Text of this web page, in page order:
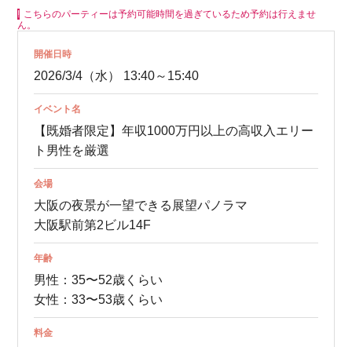
こちらのパーティーは予約可能時間を過ぎているため予約は行えませ
ん。
開催日時
2026/3/4（水） 13:40～15:40
イベント名
【既婚者限定】年収1000万円以上の高収入エリー
ト男性を厳選
会場
大阪の夜景が一望できる展望パノラマ
大阪駅前第2ビル14F
年齢
男性：35〜52歳くらい
女性：33〜53歳くらい
料金